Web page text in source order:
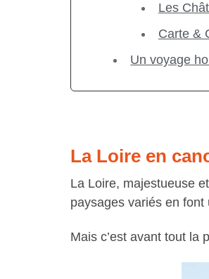
Les
Carte &
Un voyage
La Loire en
La Loire, majestueuse
paysages variés en
Mais c’est avant tout la